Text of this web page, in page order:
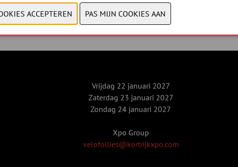
VORIGE VOLGENDE
Vrijdag 22 januari 2027
Zaterdag 23 januari 2027
Zondag 24 januari 2027
Xpo Group
velofollies@kortrijkxpo.com